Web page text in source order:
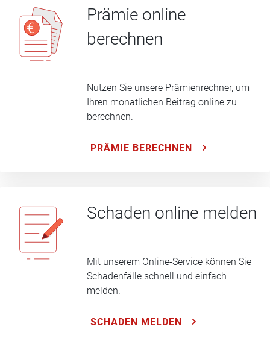
Prämie online
berechnen
Nutzen Sie unsere Prämienrechner, um
Ihren monatlichen Beitrag online zu
berechnen.
PRÄMIE BERECHNEN
Schaden online melden
Mit unserem Online-Service können Sie
Schadenfälle schnell und einfach
melden.
SCHADEN MELDEN